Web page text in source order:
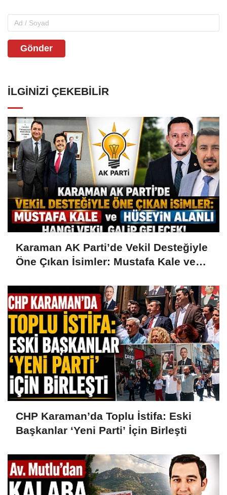
Gönder
İLGINIZI ÇEKEBILIR
Karaman AK Parti’de Vekil Desteğiyle
Öne Çıkan İsimler: Mustafa Kale ve
CHP Karaman’da Toplu İstifa: Eski
Başkanlar ‘Yeni Parti’ İçin Birleşti